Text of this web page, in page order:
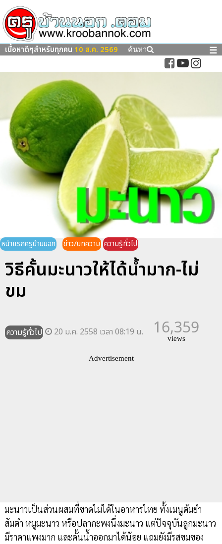
เนื้อหาดีๆสำหรับทุกคน 10 ส.ค. 2569 ค้นหา ☰
หน้าแรกครูบ้านนอก ข่าว/บทความ ความรู้ทั่วไป
วิธีคั้นมะนาวให้ได้น้ำมาก-ไม่
ขม
ความรู้ทั่วไป 20 ม.ค. 2558 เวลา 08:19 น. 16,359
views
Advertisement
มะนาวเป็นส่วนผสมที่ขาดไม่ได้ในอาหารไทย ทั้งเมนูต้มยำ
ส้มตำ หมูมะนาว หรือปลากะพงนึ่งมะนาว แต่ปัจจุบันลูกมะนาว
มีราคาแพงมาก และคั้นน้ำออกมาได้น้อย แถมยังมีรสขมของ